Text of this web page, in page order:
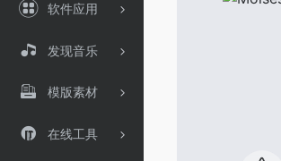
软件应用
发现音乐
模版素材
在线工具